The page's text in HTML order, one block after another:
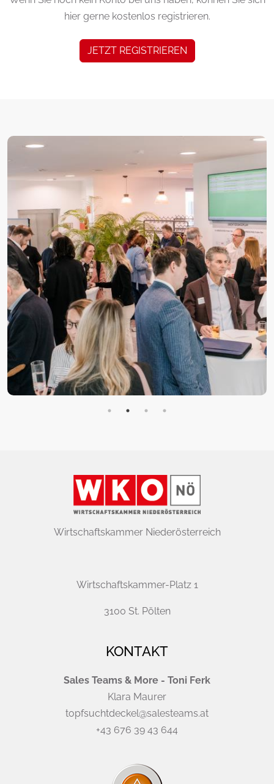
hier gerne kostenlos registrieren.
JETZT REGISTRIEREN
Wirtschaftskammer Niederösterreich
Wirtschaftskammer-Platz 1
3100 St. Pölten
KONTAKT
Sales Teams & More - Toni Ferk
Klara Maurer
topfsuchtdeckel@salesteams.at
+43 676 39 43 644